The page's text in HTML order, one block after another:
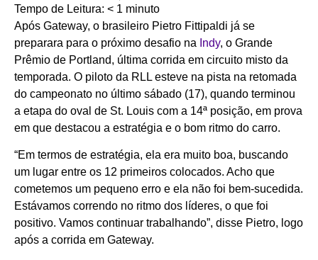
Tempo de Leitura: < 1 minuto
Após Gateway, o brasileiro Pietro Fittipaldi já se
preparara para o próximo desafio na Indy, o Grande
Prêmio de Portland, última corrida em circuito misto da
temporada. O piloto da RLL esteve na pista na retomada
do campeonato no último sábado (17), quando terminou
a etapa do oval de St. Louis com a 14ª posição, em prova
em que destacou a estratégia e o bom ritmo do carro.
“Em termos de estratégia, ela era muito boa, buscando
um lugar entre os 12 primeiros colocados. Acho que
cometemos um pequeno erro e ela não foi bem-sucedida.
Estávamos correndo no ritmo dos líderes, o que foi
positivo. Vamos continuar trabalhando”, disse Pietro, logo
após a corrida em Gateway.